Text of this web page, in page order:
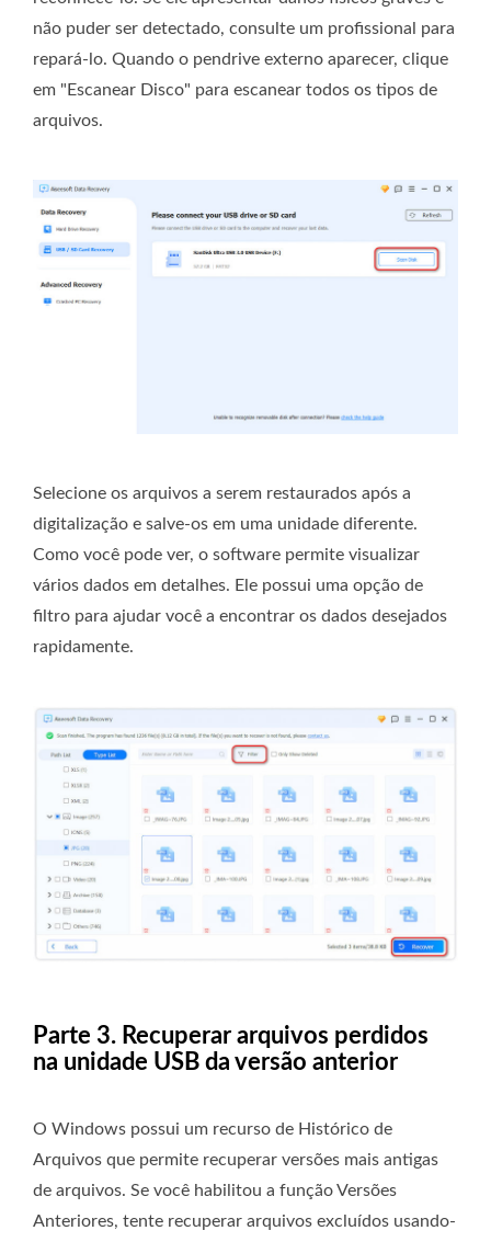
não puder ser detectado, consulte um profissional para
repará-lo. Quando o pendrive externo aparecer, clique
em "Escanear Disco" para escanear todos os tipos de
arquivos.
Selecione os arquivos a serem restaurados após a
digitalização e salve-os em uma unidade diferente.
Como você pode ver, o software permite visualizar
vários dados em detalhes. Ele possui uma opção de
filtro para ajudar você a encontrar os dados desejados
rapidamente.
Parte 3. Recuperar arquivos perdidos
na unidade USB da versão anterior
O Windows possui um recurso de Histórico de
Arquivos que permite recuperar versões mais antigas
de arquivos. Se você habilitou a função Versões
Anteriores, tente recuperar arquivos excluídos usando-